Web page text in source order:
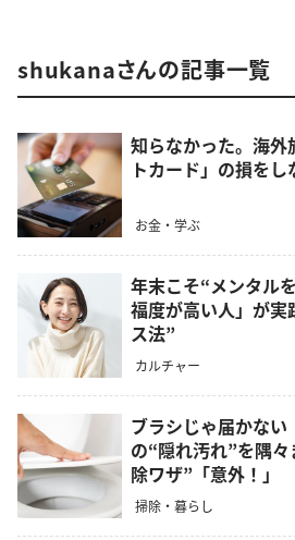
shukanaさんの記事一覧
知らなかった。海外
トカード」の損を
お金・学ぶ
年末こそ“メンタル
福度が高い人」が実
ス法”
カルチャー
ブラシじゃ届かない
の“隠れ汚れ”を隅
除ワザ”「意外！」
掃除・暮らし